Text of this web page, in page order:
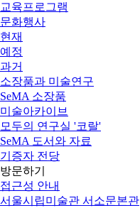
교육프로그램
문화행사
현재
예정
과거
소장품과 미술연구
SeMA 소장품
미술아카이브
모두의 연구실 '코랄'
SeMA 도서와 자료
기증자 전당
방문하기
접근성 안내
서울시립미술관 서소문본관